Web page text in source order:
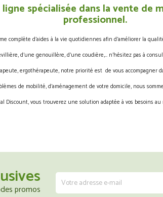
spécialisée dans la vente
professionnel.
complète d’aides à la vie quotidiennes afin d’améliorer la
d’une genouillère, d’une coudière,… n’hésitez pas à
ergothérapeute, notre priorité est de vous accompagner
de mobilité, d’aménagement de votre domicile, nous
Discount, vous trouverez une solution adaptée à vos besoins
promos